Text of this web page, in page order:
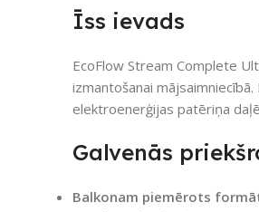
Īss ievads
EcoFlow Stream Complete
izmantošanai
elektroenerģijas patēriņa
Galvenās
Balkonam piemērots